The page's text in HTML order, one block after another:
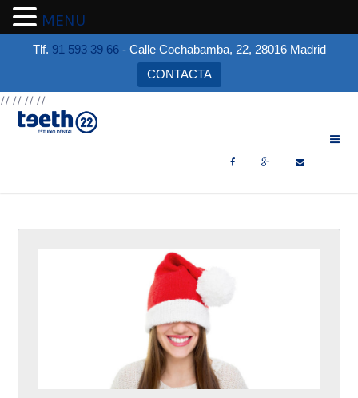
Tlf. 91 593 39 66- Calle Cochabamba, 22, 28016 Madrid
CONTACTA
// // // //
MENU